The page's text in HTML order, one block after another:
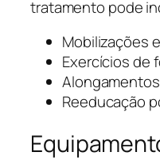
tratamento pode
Mobilizações
Exercícios de
Reeducação